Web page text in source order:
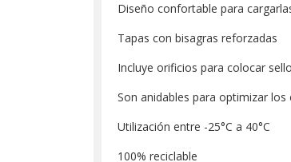
Diseño confortable para
Tapas con bisagras reforzadas
Incluye orificios para colocar
Son anidables para optimizar
Utilización entre -25°C a 40°C
100% reciclable